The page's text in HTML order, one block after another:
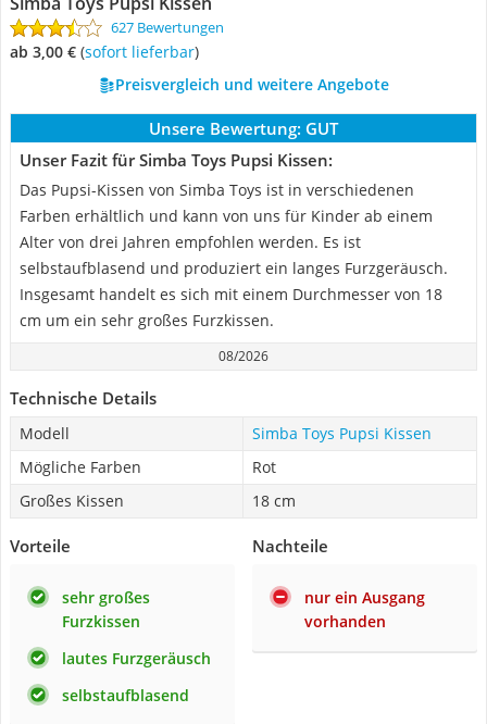
627 Bewertungen
ab 3,00 € ( Sofort lieferbar)
Preisvergleich und weitere Angebote
Unsere Bewertung: GUT
Unser Fazit für Simba Toys Pupsi Kissen:
Das Pupsi-Kissen von Simba Toys ist in verschiedenen
Farben erhältlich und kann von uns für Kinder ab einem
Alter von drei Jahren empfohlen werden. Es ist
selbstaufblasend und produziert ein langes Furzgeräusch.
Insgesamt handelt es sich mit einem Durchmesser von 18
cm um ein sehr großes Furzkissen.
08/2026
Technische Details
Modell
Simba Toys Pupsi Kissen
Mögliche Farben
Rot
Großes Kissen
18 cm
Vorteile
sehr großes
Furzkissen
lautes Furzgeräusch
selbstaufblasend
Nachteile
nur ein Ausgang
vorhanden